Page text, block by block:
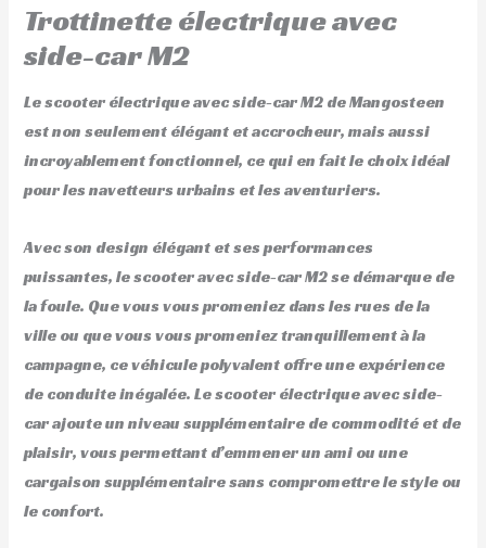
Trottinette électrique avec
side-car M2
Le scooter électrique avec side-car M2 de Mangosteen
est non seulement élégant et accrocheur, mais aussi
incroyablement fonctionnel, ce qui en fait le choix idéal
pour les navetteurs urbains et les aventuriers.
Avec son design élégant et ses performances
puissantes, le scooter avec side-car M2 se démarque de
la foule. Que vous vous promeniez dans les rues de la
ville ou que vous vous promeniez tranquillement à la
campagne, ce véhicule polyvalent offre une expérience
de conduite inégalée. Le scooter électrique avec side-
car ajoute un niveau supplémentaire de commodité et de
plaisir, vous permettant d’emmener un ami ou une
cargaison supplémentaire sans compromettre le style ou
le confort.